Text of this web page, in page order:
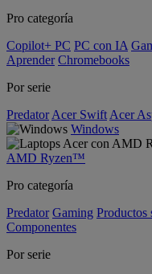
Pro categoría
Copilot+ PC PC con IA
Aprender Chromebooks
Por serie
Predator Acer Swift Acer
Windows
AMD Ryzen™
Pro categoría
Predator Gaming Productos
Componentes
Por serie